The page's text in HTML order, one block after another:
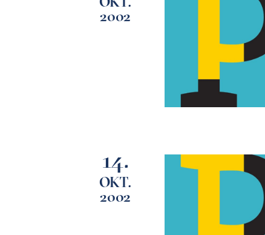
2002
14.
OKT.
2002